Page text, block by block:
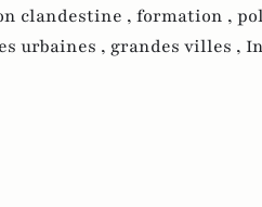
clandestine , formation ,
urbaines , grandes villes ,